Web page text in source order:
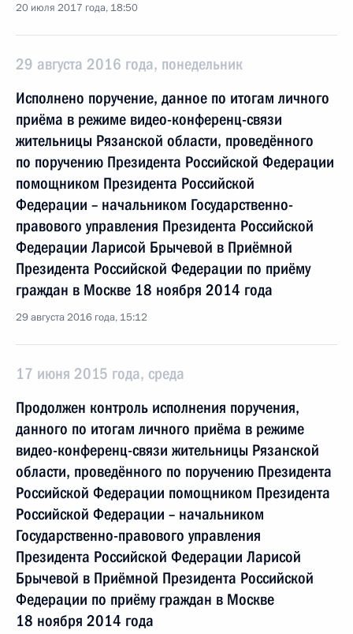
20 июля 2017 года, 18:50
29 августа 2016 года, понедельник
Исполнено поручение, данное по итогам личного
приёма в режиме видео-конференц-связи
жительницы Рязанской области, проведённого
по поручению Президента Российской Федерации
помощником Президента Российской
Федерации – начальником Государственно-
правового управления Президента Российской
Федерации Ларисой Брычевой в Приёмной
Президента Российской Федерации по приёму
граждан в Москве 18 ноября 2014 года
29 августа 2016 года, 15:12
17 июня 2015 года, среда
Продолжен контроль исполнения поручения,
данного по итогам личного приёма в режиме
видео-конференц-связи жительницы Рязанской
области, проведённого по поручению Президента
Российской Федерации помощником Президента
Российской Федерации – начальником
Государственно-правового управления
Президента Российской Федерации Ларисой
Брычевой в Приёмной Президента Российской
Федерации по приёму граждан в Москве
18 ноября 2014 года